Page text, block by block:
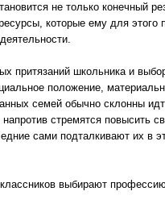
не только конечный
которые ему для
притязаний школьника и
положение,
семей обычно склонны
стремятся повысить
сами подталкивают их в
выбирают